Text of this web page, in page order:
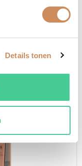
Details tonen